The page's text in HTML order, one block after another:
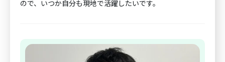
ので、いつか自分も現地で活躍したいです。